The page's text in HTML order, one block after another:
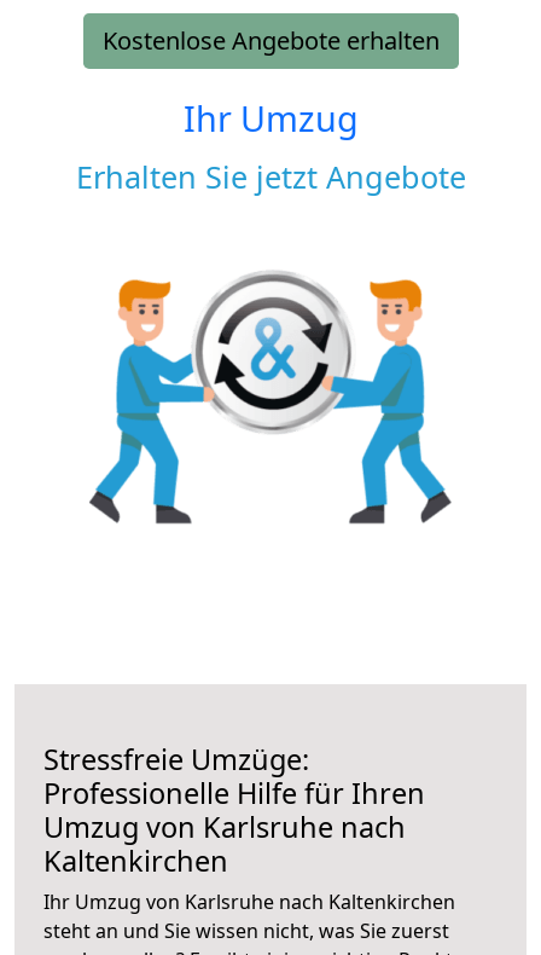
Kostenlose Angebote erhalten
Ihr Umzug
Erhalten Sie jetzt Angebote
Stressfreie Umzüge:
Professionelle Hilfe für Ihren
Umzug von Karlsruhe nach
Kaltenkirchen
Ihr Umzug von Karlsruhe nach Kaltenkirchen
steht an und Sie wissen nicht, was Sie zuerst